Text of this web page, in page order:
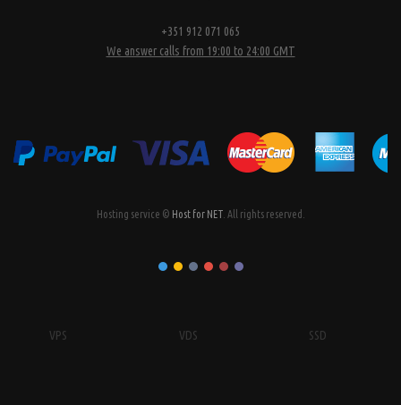
+351 912 071 065
We answer calls from 19:00 to 24:00 GMT
Hosting service © Host for NET. All rights reserved.
VPS VDS SSD